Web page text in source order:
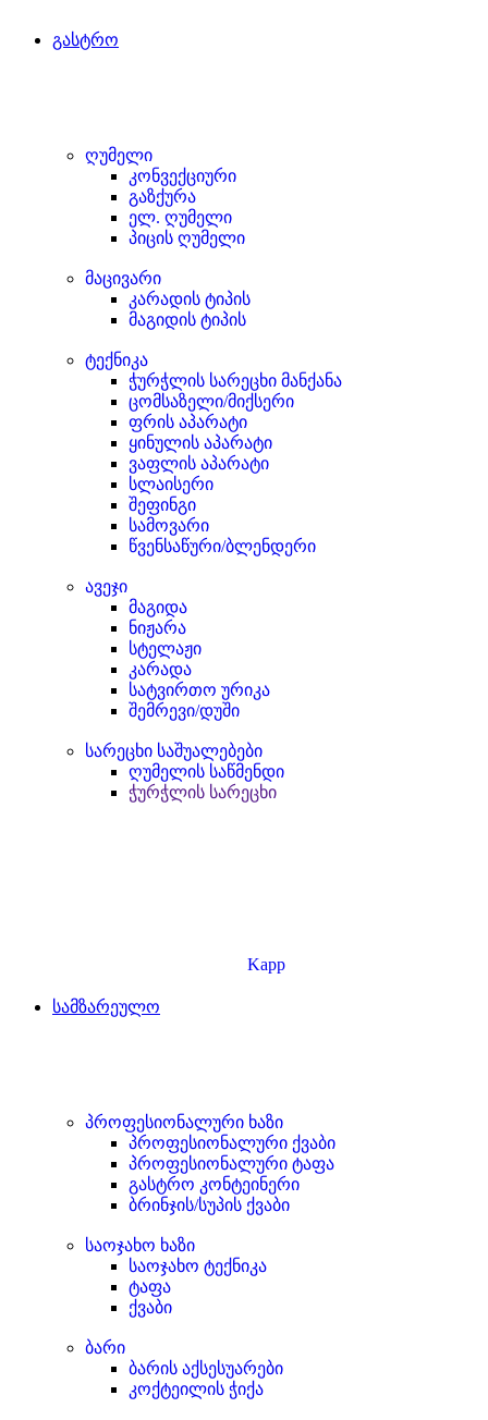
გასტრო
ღუმელი
კონვექციური
გაზქურა
ელ. ღუმელი
პიცის ღუმელი
მაცივარი
კარადის ტიპის
მაგიდის ტიპის
ტექნიკა
ჭურჭლის სარეცხი მანქანა
ცომსაზელი/მიქსერი
ფრის აპარატი
ყინულის აპარატი
ვაფლის აპარატი
სლაისერი
შეფინგი
სამოვარი
წვენსაწური/ბლენდერი
ავეჯი
მაგიდა
ნიჟარა
სტელაჟი
კარადა
სატვირთო ურიკა
შემრევი/დუში
სარეცხი საშუალებები
ღუმელის საწმენდი
ჭურჭლის სარეცხი
Kapp
სამზარეულო
პროფესიონალური ხაზი
პროფესიონალური ქვაბი
პროფესიონალური ტაფა
გასტრო კონტეინერი
ბრინჯის/სუპის ქვაბი
საოჯახო ხაზი
საოჯახო ტექნიკა
ტაფა
ქვაბი
ბარი
ბარის აქსესუარები
კოქტეილის ჭიქა